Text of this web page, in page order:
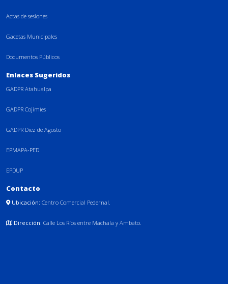
Actas de sesiones
Gacetas Municipales
Documentos Públicos
Enlaces Sugeridos
GADPR Atahualpa
GADPR Cojimíes
GADPR Diez de Agosto
EPMAPA-PED
EPDUP
Contacto
Ubicación: Centro Comercial Pedernal.
Dirección: Calle Los Ríos entre Machala y Ambato.